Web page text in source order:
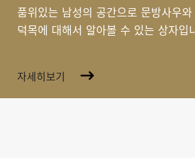
품위있는 남성의 공간으로 문방사우
덕목에 대해서 알아볼 수 있는 상자입
자세히보기